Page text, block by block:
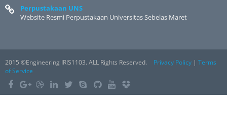
Perpustakaan UNS
Website Resmi Perpustakaan Universitas Sebelas Maret
2015 ©Engineering IRIS1103. ALL Rights Reserved. Privacy Policy | Terms
of Service